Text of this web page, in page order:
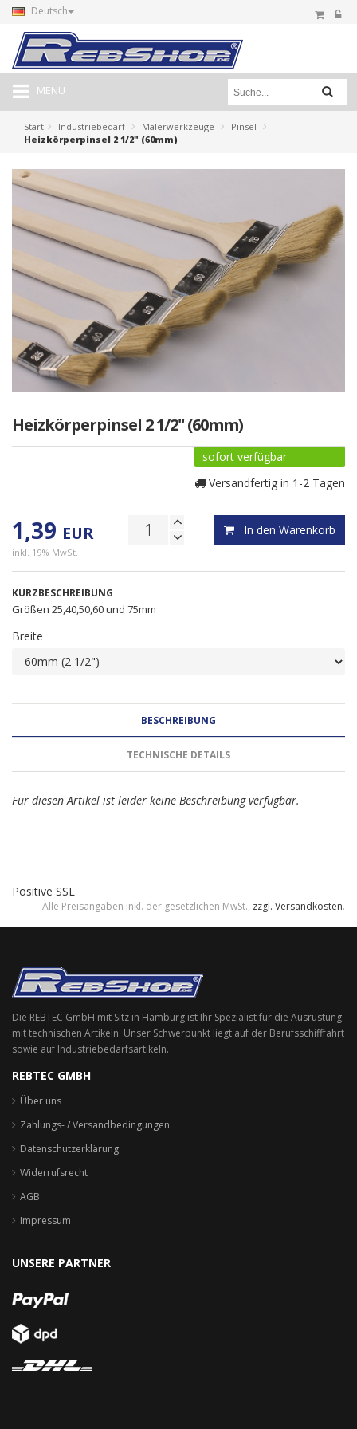
Deutsch
MENU
Start Industriebedarf Malerwerkzeuge
Pinsel
Heizkörperpinsel 2 1/2" (60mm)
Heizkörperpinsel 2 1/2" (60mm)
sofort verfügbar
Versandfertig in 1-2 Tagen
1,39 EUR
inkl. 19% MwSt.
In den Warenkorb
KURZBESCHREIBUNG
Größen 25,40,50,60 und 75mm
Breite
BESCHREIBUNG
TECHNISCHE DETAILS
Für diesen Artikel ist leider keine Beschreibung verfügbar.
Positive SSL
Alle Preisangaben inkl. der gesetzlichen MwSt., zzgl. Versandkosten.
Die REBTEC GmbH mit Sitz in Hamburg ist Ihr Spezialist für die Ausrüstung
mit technischen Artikeln. Unser Schwerpunkt liegt auf der Berufsschifffahrt
sowie auf Industriebedarfsartikeln.
REBTEC GMBH
Über uns
Zahlungs- / Versandbedingungen
Datenschutzerklärung
Widerrufsrecht
AGB
Impressum
UNSERE PARTNER